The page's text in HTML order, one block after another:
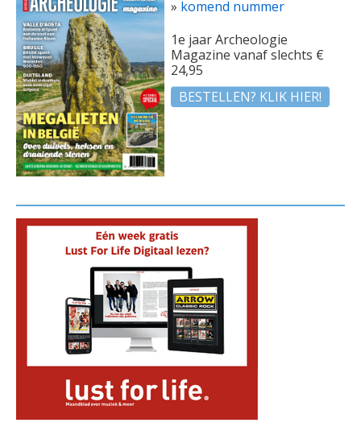
» komend nummer
1e jaar Archeologie
Magazine vanaf slechts €
24,95
BESTELLEN? KLIK HIER!